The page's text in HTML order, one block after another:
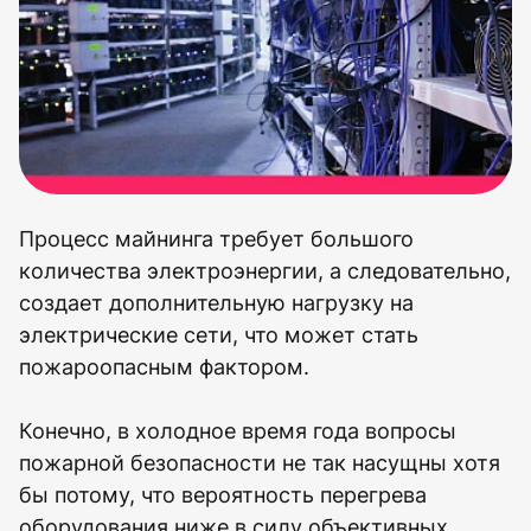
Процесс майнинга требует большого
количества электроэнергии, а следовательно,
создает дополнительную нагрузку на
электрические сети, что может стать
пожароопасным фактором.
Конечно, в холодное время года вопросы
пожарной безопасности не так насущны хотя
бы потому, что вероятность перегрева